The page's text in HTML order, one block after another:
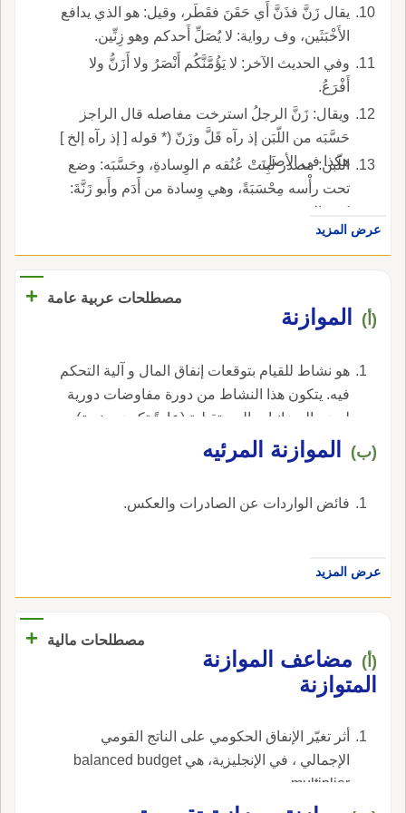
يقال زَنَّ فذَنَّ أَي حَقَنَ فقَطَر، وقيل: هو الذي يدافع
الأَخْبَثَين، وف رواية: لا يُصَلِّ أَحدكم وهو زِنِّين.
وفي الحديث الآخر: لا يَؤُمَّنَّكُم أَنْصَرُ ولا أَزَنُّ ولا
أَفْرَعُ.
ويقال: زَنَّ الرجلُ استرخت مفاصله قال الراجز
حَسَّبَه من اللّبَن إذ رآه قَلَّ وزَنّ (* قوله [ إذ رآه إلخ ]
هكذا في الأصل.
اللّبن: مصدر لَبِنَتْ عُنُقه م الوِسادةِ، وحَسَّبَه: وضع
تحت رأْسه مِحْسَبَةً، وهي وِسادة من أَدَم وأَبو زَنَّةَ:
كنية القرد.
عرض المزيد
مصطلحات عربية عامة +
(أ) الموازنة
هو نشاط للقيام بتوقعات إنفاق المال و آلية التحكم
فيه. يتكون هذا النشاط من دورة مفاوضات دورية
لوضع الميزانيات المستقبلية (عادةً تكون سنوية) و
المراقبة اليومية و تقويم الميزانيات الحالية.---
(المجال:حاسوب).
(ب) الموازنة المرئيه
فائض الواردات عن الصادرات والعكس.
عرض المزيد
مصطلحات مالية +
(أ) مضاعف الموازنة
المتوازنة
أثر تغيّر الإنفاق الحكومي على الناتج القومي
الإجمالي ، في الإنجليزية، هي balanced budget
multiplier.